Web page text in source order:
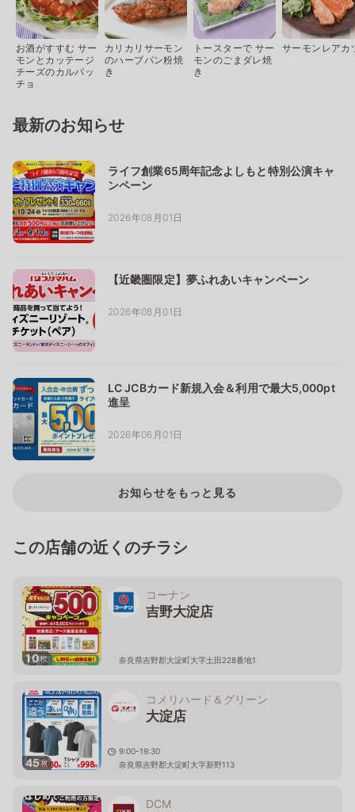
お酒がすすむ サー
モンとカッテージ
チーズのカルパッ
チョ
カリカリサーモン
のハーブパン粉焼
き
トースターで サー
モンのごまダレ焼
き
サーモンレアカ
最新のお知らせ
ライフ創業65周年記念よしもと特別公演キャ
ンペーン
2026年08月01日
【近畿圏限定】夢ふれあいキャンペーン
2026年08月01日
LC JCBカード新規入会＆利用で最大5,000pt
進呈
2026年06月01日
お知らせをもっと見る
この店舗の近くのチラシ
10枚
コーナン
吉野大淀店
奈良県吉野郡大淀町大字土田228番地1
45枚
コメリハード＆グリーン
大淀店
9:00-19:30
奈良県吉野郡大淀町大字新野113
DCM